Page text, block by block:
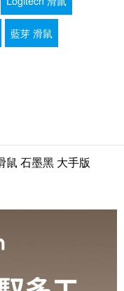
藍芽 滑鼠
鼠 石墨黑 大手版